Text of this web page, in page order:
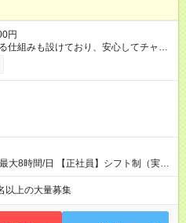
円
仕組みも設けており、安心してチャレ
＋各
給与に、本採用時と異なる部分があり
（契約社員） 給与：本採用時と同じ
大8時間/日 【正社員】シフト制（実働
勤／22時～翌7時（休憩60分） ◎働
お気軽にご相談ください。
以上の大量募集